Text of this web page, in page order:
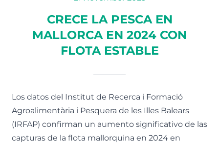
CRECE LA PESCA EN
MALLORCA EN 2024 CON
FLOTA ESTABLE
Los datos del Institut de Recerca i Formació
Agroalimentària i Pesquera de les Illes Balears
(IRFAP) confirman un aumento significativo de las
capturas de la flota mallorquina en 2024 en